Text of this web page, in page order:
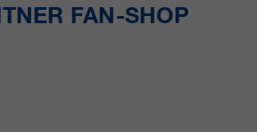
FAN-SHOP